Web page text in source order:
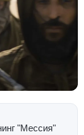
"Мессия"